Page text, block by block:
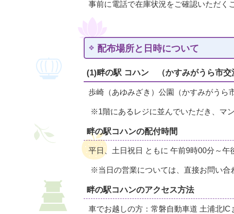
事前に電話で在庫状況をご確認いただく
配布場所と日時について
(1)畔の駅 コハン （かすみがうら市交
歩崎（あゆみざき）公園（かすみがうら
※1階にあるレジに並んでいただき、マ
畔の駅コハンの配付時間
平日、土日祝日 ともに 午前9時00分～午
※当日の営業については、直接お問い合
畔の駅コハンのアクセス方法
車でお越しの方：常磐自動車道 土浦北